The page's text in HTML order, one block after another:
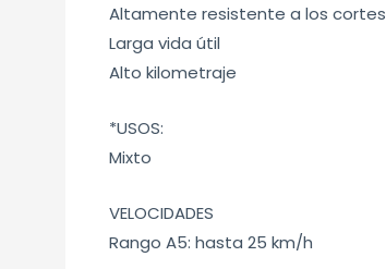
Altamente resistente a los cortes
Larga vida útil
Alto kilometraje
*USOS:
Mixto
VELOCIDADES
Rango A5: hasta 25 km/h